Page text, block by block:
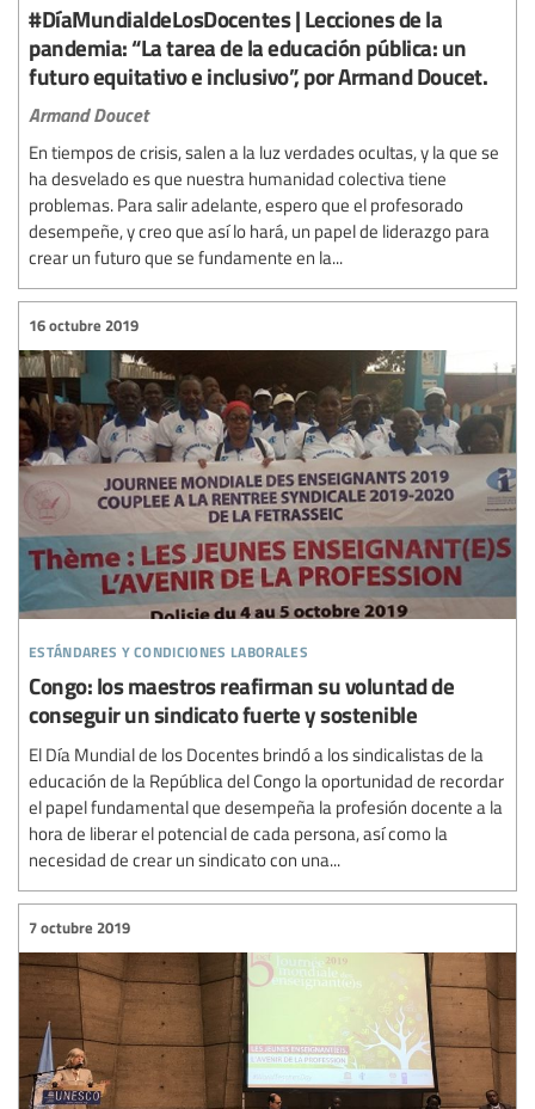
#DíaMundialdeLosDocentes | Lecciones de la
pandemia: “La tarea de la educación pública: un
futuro equitativo e inclusivo”, por Armand Doucet.
Armand Doucet
En tiempos de crisis, salen a la luz verdades ocultas, y la que se
ha desvelado es que nuestra humanidad colectiva tiene
problemas. Para salir adelante, espero que el profesorado
desempeñe, y creo que así lo hará, un papel de liderazgo para
crear un futuro que se fundamente en la...
estándares y condiciones laborales
16 octubre 2019
Congo: los maestros reafirman su voluntad de
conseguir un sindicato fuerte y sostenible
El Día Mundial de los Docentes brindó a los sindicalistas de la
educación de la República del Congo la oportunidad de recordar
el papel fundamental que desempeña la profesión docente a la
hora de liberar el potencial de cada persona, así como la
necesidad de crear un sindicato con una...
7 octubre 2019